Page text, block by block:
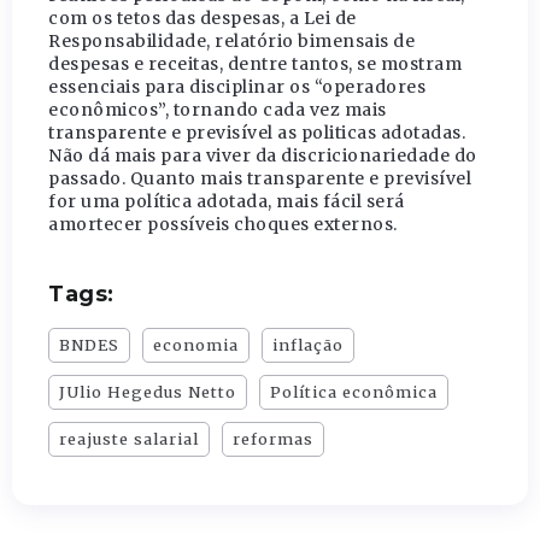
com os tetos das despesas, a Lei de
Responsabilidade, relatório bimensais de
despesas e receitas, dentre tantos, se mostram
essenciais para disciplinar os “operadores
econômicos”, tornando cada vez mais
transparente e previsível as politicas adotadas.
Não dá mais para viver da discricionariedade do
passado. Quanto mais transparente e previsível
for uma política adotada, mais fácil será
amortecer possíveis choques externos.
Tags:
BNDES economia inflação
JUlio Hegedus Netto Política econômica
reajuste salarial reformas